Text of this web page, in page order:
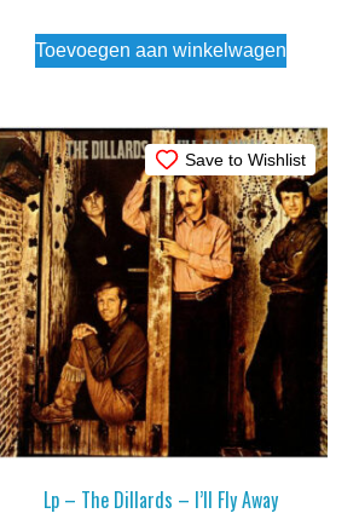
Toevoegen aan winkelwagen
Save to Wishlist
Lp – The Dillards – I’ll Fly Away